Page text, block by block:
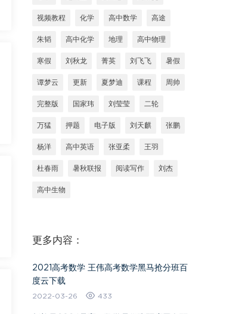
视频教程 化学 高中数学 高途
朱韬 高中化学 地理 高中物理
寒假 刘秋龙 菁英 刘飞飞 暑假
谭梦云 更新 夏梦迪 课程 周帅
完整版 国家玮 刘莹莹 二轮
万猛 押题 电子版 刘天麒 张鹏
杨洋 高中英语 张亚柔 王羽
杜春雨 暑秋联报 阅读写作 刘杰
高中生物
更多内容：
2021高考数学 王伟高考数学黑马抢分班百
度云下载
2022-03-26 433